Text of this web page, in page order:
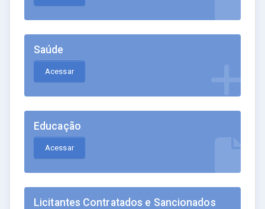
Saúde
Acessar
Educação
Acessar
Licitantes Contratados e Sancionados